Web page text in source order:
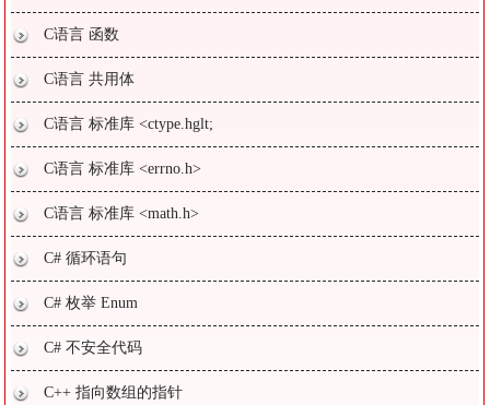
C语言 函数
C语言 共用体
C语言 标准库 <ctype.hglt;
C语言 标准库 <errno.h>
C语言 标准库 <math.h>
C# 循环语句
C# 枚举 Enum
C# 不安全代码
C++ 指向数组的指针